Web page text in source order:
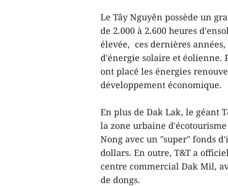
Le Tây Nguyên possède un
de 2.000 à 2.600 heures
élevée, ces dernières
d'énergie solaire et éolienne.
ont placé les énergies
développement économique.
En plus de Dak Lak, le géant
la zone urbaine
Nong avec un "super" fonds
dollars. En outre, T&T a
centre commercial Dak Mil,
de dongs.